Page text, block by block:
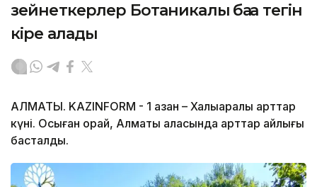
зейнеткерлер Ботаникалық баққа тегін
кіре алады
АЛМАТЫ. KAZINFORM - 1 қазан – Халықаралық қарттар
күні. Осыған орай, Алматы қаласында қарттар айлығы
басталды.